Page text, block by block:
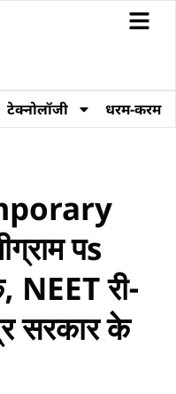
टेक्नोलॉजी धरम-करम
पs
NEET री-
सरकार के